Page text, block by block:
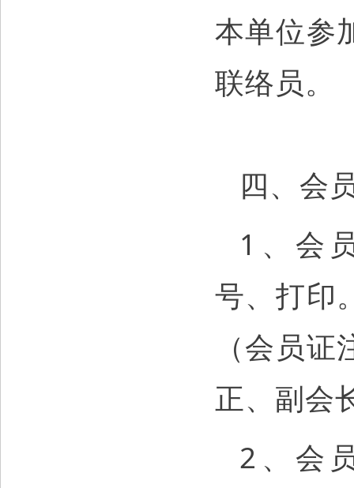
本单位参
联络员。
四、会
1、会
号、打印
（会员
正、副会
2、会